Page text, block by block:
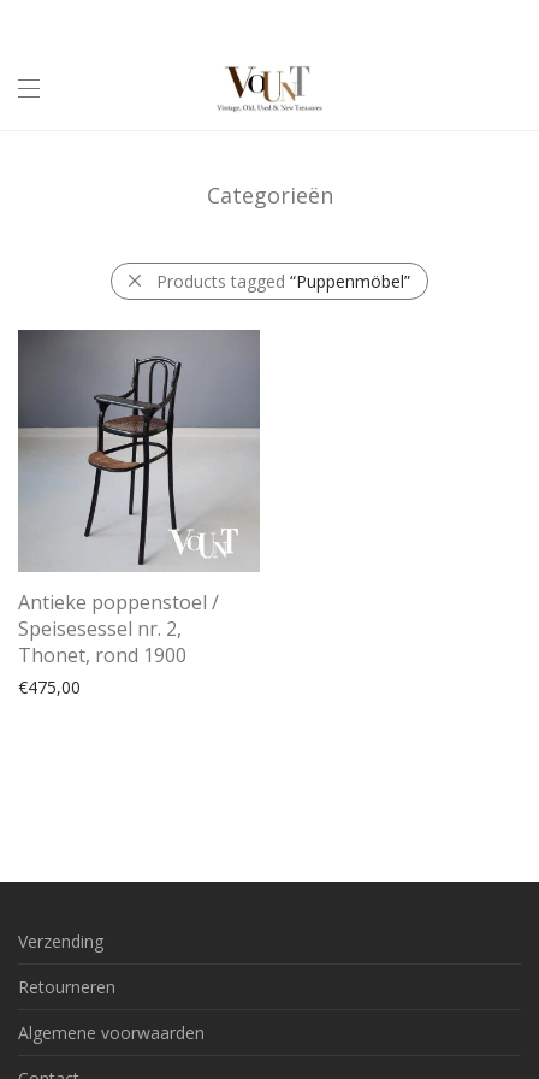
Categorieën
Products tagged “Puppenmöbel”
Antieke poppenstoel /
Speisesessel nr. 2,
Thonet, rond 1900
€475,00
Verzending
Retourneren
Algemene voorwaarden